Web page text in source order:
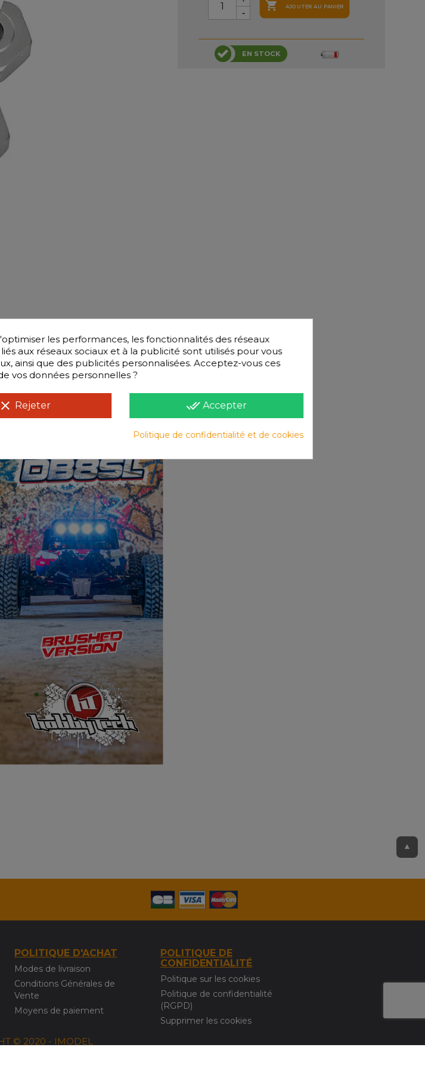
▲
 AJOUTER AU PANIER
EN STOCK
POLITIQUE D'ACHAT
Modes de livraison
Conditions Générales de
Vente
Moyens de paiement
POLITIQUE DE
CONFIDENTIALITÉ
Politique sur les cookies
Politique de confidentialité
(RGPD)
Supprimer les cookies
© 2020 - IMODEL
les performances, les fonctionnalités des réseaux
aux réseaux sociaux et à la publicité sont utilisés pour vous
ainsi que des publicités personnalisées. Acceptez-vous ces
vos données personnelles ?
clear Rejeter done_all Accepter
Politique de confidentialité et de cookies